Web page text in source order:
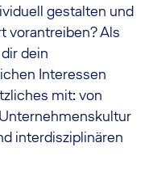
gestalten und
vorantreiben? Als
dein
Interessen
mit: von
interdisziplinären